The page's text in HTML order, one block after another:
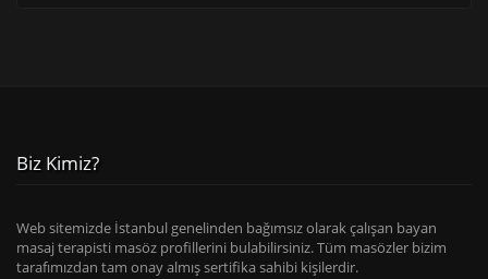
Biz Kimiz?
Web sitemizde İstanbul genelinden bağımsız olarak çalışan bayan
masaj terapisti masöz profillerini bulabilirsiniz. Tüm masözler bizim
tarafımızdan tam onay almış sertifika sahibi kişilerdir.